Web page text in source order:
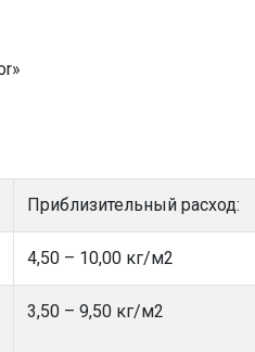
Приблизительный расход:
4,50 – 10,00 кг/м2
3,50 – 9,50 кг/м2